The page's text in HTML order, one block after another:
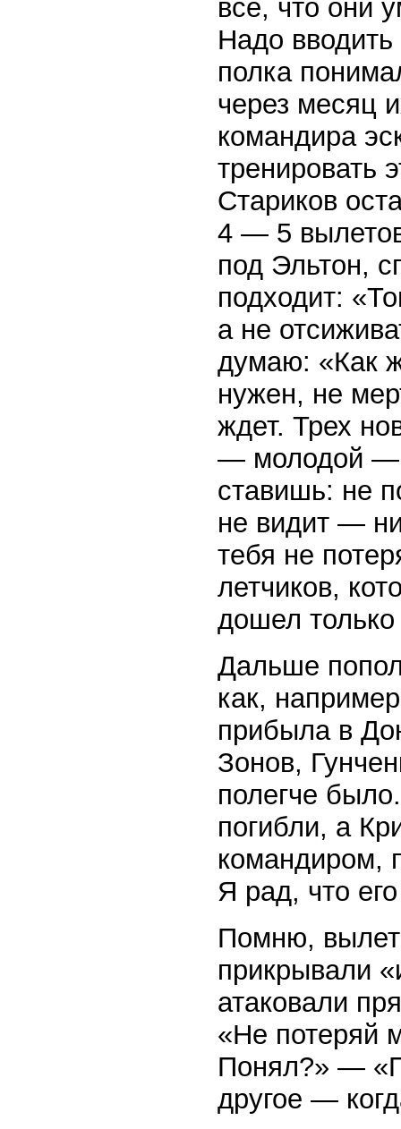
все, что они
Надо
полка
через месяц
командира
тренировать
Стариков
4 — 5
под Эльтон,
подходит:
а не
думаю: «Как
нужен, не
ждет. Трех
— молодой —
ставишь: не
не видит —
тебя не
летчиков,
дошел
Дальше
как,
прибыла в
Зонов,
полегче
погибли, а
командиром,
Я рад, что
Помню,
прикрывали
атаковали
«Не потеряй
Понял?» —
другое —